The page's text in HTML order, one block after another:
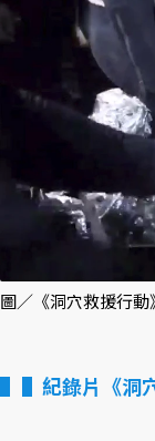
圖／《洞穴救援行動
▌紀錄片《洞